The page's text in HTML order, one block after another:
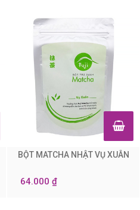
BỘT MATCHA NHẬT VỤ XUÂN
64.000 ₫